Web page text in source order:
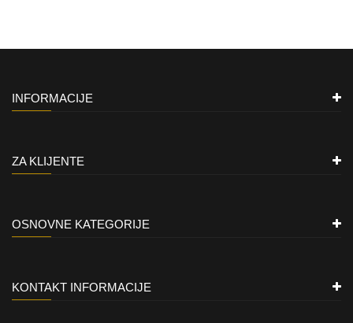
INFORMACIJE
ZA KLIJENTE
OSNOVNE KATEGORIJE
KONTAKT INFORMACIJE